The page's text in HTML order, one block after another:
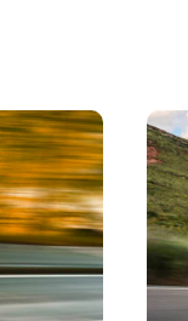
del
8 años
25